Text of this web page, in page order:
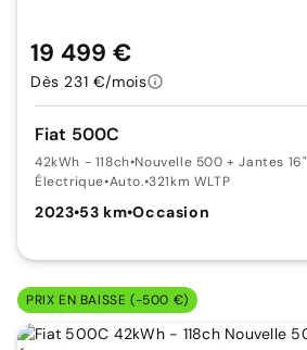
Fiat 500C
42kWh - 118ch•Nouvelle 500 + Jantes 16"
Électrique•Auto.•321km WLTP
2023•53 km•Occasion
19 499 €
Dès 231 €/mois
PRIX EN BAISSE (-500 €)